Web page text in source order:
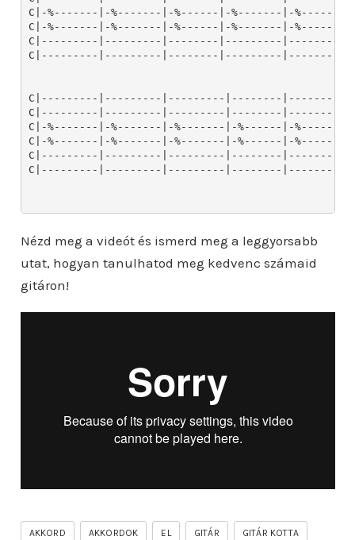
Nézd meg a videót és ismerd meg a leggyorsabb
utat, hogyan tanulhatod meg kedvenc számaid
gitáron!
AKKORD AKKORDOK EL GITÁR GITÁR KOTTA